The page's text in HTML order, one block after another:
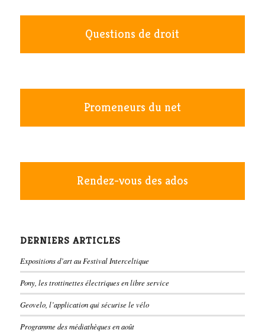
Questions de droit
Promeneurs du net
Rendez-vous des ados
DERNIERS ARTICLES
Expositions d’art au Festival Interceltique
Pony, les trottinettes électriques en libre service
Geovelo, l’application qui sécurise le vélo
Programme des médiathèques en août